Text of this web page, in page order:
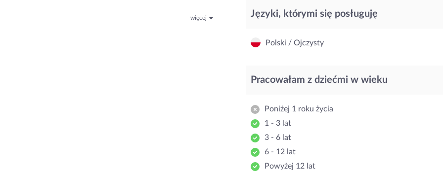
więcej Języki, którymi się posługuję
Polski / Ojczysty
Pracowałam z dziećmi w wieku
Poniżej 1 roku życia
1 - 3 lat
3 - 6 lat
6 - 12 lat
Powyżej 12 lat